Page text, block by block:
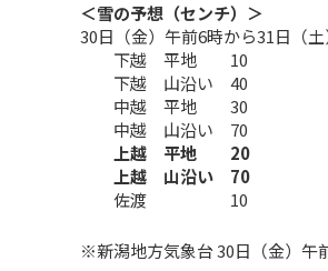
＜雪の予想（センチ）＞
30日（金）午前6時から31日（
下越 平地 10
下越 山沿い 40
中越 平地 30
中越 山沿い 70
上越 平地 20
上越 山沿い 70
佐渡 10
※新潟地方気象台 30日（金）午